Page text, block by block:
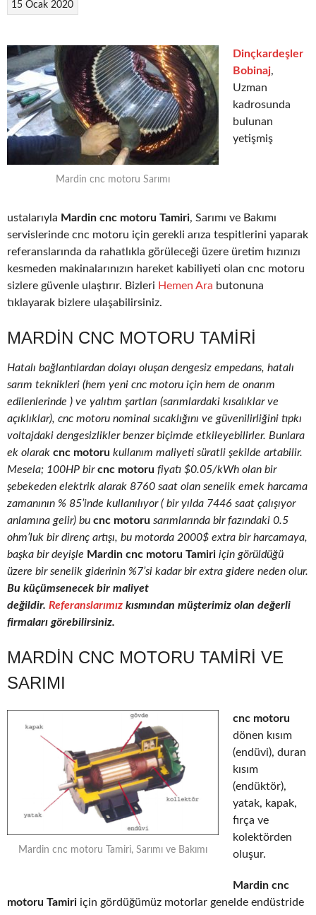
15 Ocak 2020
Mardin cnc motoru Sarımı
Dinçkardeşler
Bobinaj,
Uzman
kadrosunda
bulunan
yetişmiş
ustalarıyla Mardin cnc motoru Tamiri, Sarımı ve Bakımı
servislerinde cnc motoru için gerekli arıza tespitlerini yaparak
referanslarında da rahatlıkla görüleceği üzere üretim hızınızı
kesmeden makinalarınızın hareket kabiliyeti olan cnc motoru
sizlere güvenle ulaştırır. Bizleri Hemen Ara butonuna
tıklayarak bizlere ulaşabilirsiniz.
MARDIN CNC MOTORU TAMIRI
Hatalı bağlantılardan dolayı oluşan dengesiz empedans, hatalı
sarım teknikleri (hem yeni cnc motoru için hem de onarım
edilenlerinde ) ve yalıtım şartları (sarımlardaki kısalıklar ve
açıklıklar), cnc motoru nominal sıcaklığını ve güvenilirliğini tıpkı
voltajdaki dengesizlikler benzer biçimde etkileyebilirler. Bunlara
ek olarak cnc motoru kullanım maliyeti süratli şekilde artabilir.
Mesela; 100HP bircnc motoru fiyatı $0.05/kWh olan bir
şebekeden elektrik alarak 8760 saat olan senelik emek harcama
zamanının % 85’inde kullanılıyor ( bir yılda 7446 saat çalışıyor
anlamına gelir) bu cnc motoru sarımlarında bir fazındaki 0.5
ohm’luk bir direnç artışı, bu motorda 2000$ extra bir harcamaya,
başka bir deyişle Mardin cnc motoru Tamiri için görüldüğü
üzere bir senelik giderinin %7’si kadar bir extra gidere neden olur.
Bu küçümsenecek bir maliyet
değildir. Referanslarımız kısmından müşterimiz olan değerli
firmaları görebilirsiniz.
MARDIN CNC MOTORU TAMIRI VE
SARIMI
Mardin cnc motoru Tamiri, Sarımı ve Bakımı
cnc motoru
dönen kısım
(endüvi), duran
kısım
(endüktör),
yatak, kapak,
fırça ve
kolektörden
oluşur.
Mardin cnc
motoru Tamiri için gördüğümüz motorlar genelde endüstride